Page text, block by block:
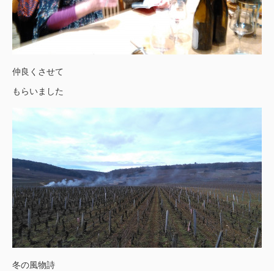
仲良くさせて
もらいました
冬の風物詩